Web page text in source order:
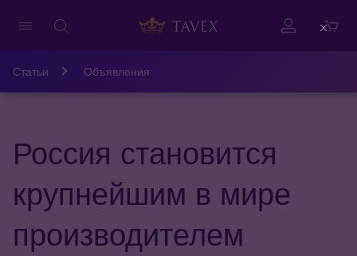
Статьи Объявления
Россия становится
крупнейшим в мире
производителем
Close